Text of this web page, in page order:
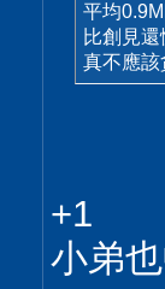
平均
比創見還
真不應該
+1
小弟